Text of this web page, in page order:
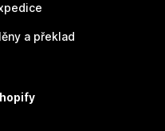
a překlad